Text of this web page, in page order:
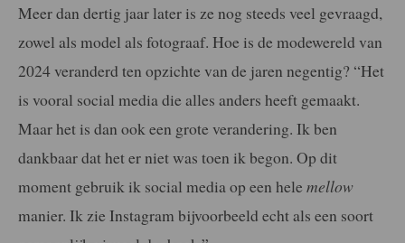
Meer dan dertig jaar later is ze nog steeds veel gevraagd,
zowel als model als fotograaf. Hoe is de modewereld van
2024 veranderd ten opzichte van de jaren negentig? “Het
is vooral social media die alles anders heeft gemaakt.
Maar het is dan ook een grote verandering. Ik ben
dankbaar dat het er niet was toen ik begon. Op dit
moment gebruik ik social media op een hele mellow
manier. Ik zie Instagram bijvoorbeeld echt als een soort